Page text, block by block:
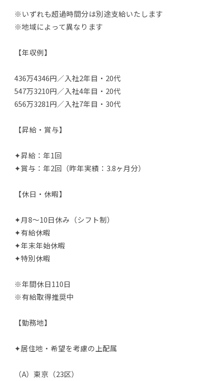
※いずれも超過時間分は別途支給いたします
※地域によって異なります
【年収例】
436万4346円／入社2年目・20代
547万3210円／入社4年目・20代
656万3281円／入社7年目・30代
【昇給・賞与】
✦昇給：年1回
✦賞与：年2回（昨年実績：3.8ヶ月分）
【休日・休暇】
✦月8～10日休み（シフト制）
✦有給休暇
✦年末年始休暇
✦特別休暇
※年間休日110日
※有給取得推奨中
【勤務地】
✦居住地・希望を考慮の上配属
（A）東京（23区）